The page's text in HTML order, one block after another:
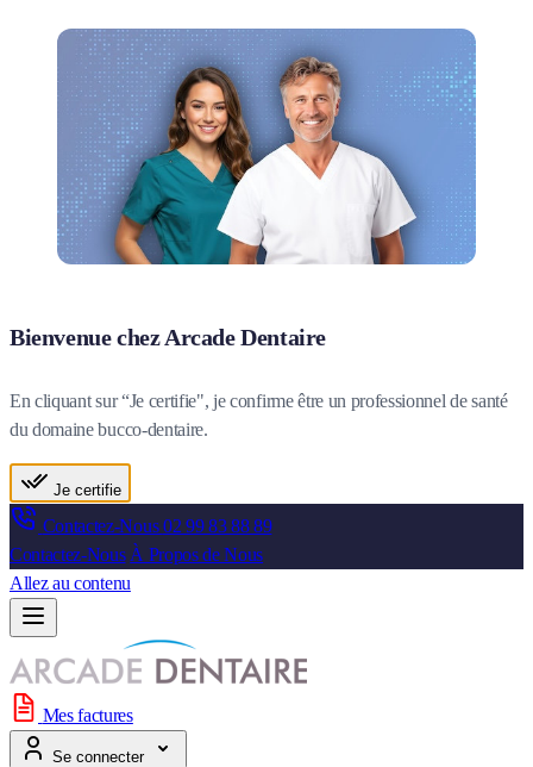
Bienvenue chez Arcade Dentaire
En cliquant sur “Je certifie", je confirme être un professionnel de santé
du domaine bucco-dentaire.
Je certifie
Contactez-Nous02 99 83 88 89
Contactez-Nous À Propos de Nous
Allez au contenu
Mes factures
Se connecter